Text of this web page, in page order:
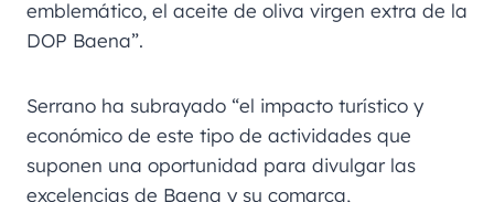
emblemático, el aceite de oliva virgen extra de la
DOP Baena”.
Serrano ha subrayado “el impacto turístico y
económico de este tipo de actividades que
suponen una oportunidad para divulgar las
excelencias de Baena y su comarca,